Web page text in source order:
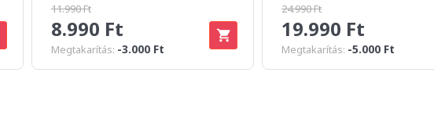
11.990 Ft
8.990 Ft
Megtakarítás: -3.000 Ft
24.990 Ft
19.990 Ft
Megtakarítás: -5.000 Ft